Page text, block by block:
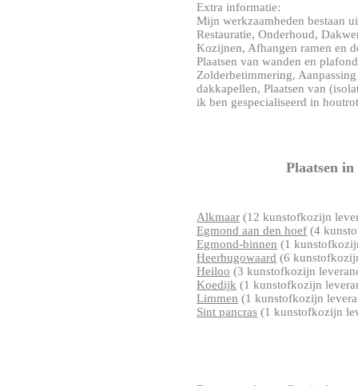
Extra informatie:
Mijn werkzaamheden bestaan
Restauratie, Onderhoud,
Kozijnen, Afhangen ramen en
Plaatsen van wanden en
Zolderbetimmering,
dakkapellen, Plaatsen van
ik ben gespecialiseerd in
Plaatsen
Alkmaar (12 kunstofkozijn
Egmond aan den hoef (4
Egmond-binnen (1
Heerhugowaard (6
Heiloo (3 kunstofkozijn
Koedijk (1 kunstofkozijn
Limmen (1 kunstofkozijn
Sint pancras (1 kunstofkozijn